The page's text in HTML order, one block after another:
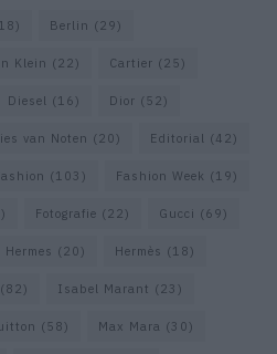
Berlin (29)
Klein (22) Cartier (25)
Diesel (16) Dior (52)
van Noten (20) Editorial (42)
(103) Fashion Week (19)
Fotografie (22) Gucci (69)
Hermes (20) Hermès (18)
(82) Isabel Marant (23)
(58) Max Mara (30)